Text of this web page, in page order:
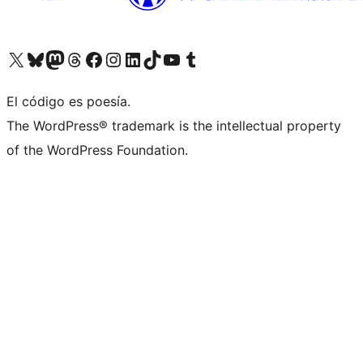
Visita nuestra cuenta de X (anteriormente Twitter)
Visita nuestra cuenta de Bluesky
Visita nuestra cuenta de Mastodon
Visita nuestra cuenta de Threads
Visita nuestra página de Facebook
Visita nuestra cuenta de Instagram
Visita nuestra cuenta de LinkedIn
Visita nuestra cuenta de TikTok
Visita nuestro canal de YouTube
Visita nuestra cuenta de Tumblr
El código es poesía.
The WordPress® trademark is the intellectual property
of the WordPress Foundation.